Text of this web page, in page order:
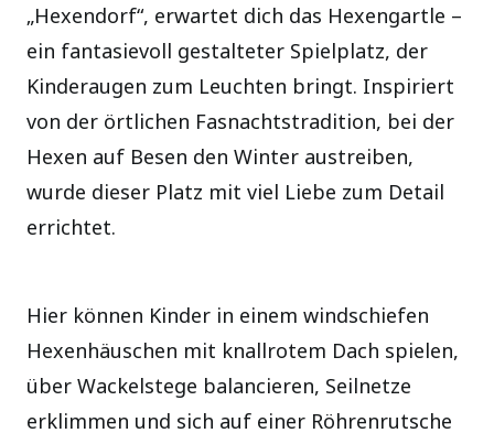
„Hexendorf“, erwartet dich das Hexengartle –
ein fantasievoll gestalteter Spielplatz, der
Kinderaugen zum Leuchten bringt. Inspiriert
von der örtlichen Fasnachtstradition, bei der
Hexen auf Besen den Winter austreiben,
wurde dieser Platz mit viel Liebe zum Detail
errichtet.
Hier können Kinder in einem windschiefen
Hexenhäuschen mit knallrotem Dach spielen,
über Wackelstege balancieren, Seilnetze
erklimmen und sich auf einer Röhrenrutsche